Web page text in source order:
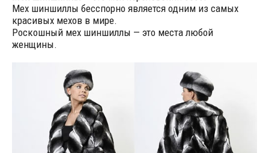
Мех шиншиллы бесспорно является одним из самых
красивых мехов в мире.
Роскошный мех шиншиллы — это места любой
женщины.